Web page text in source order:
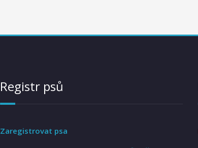
Registr psů
Zaregistrovat psa